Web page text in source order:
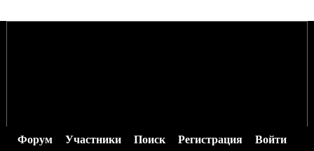
Форум Участники Поиск Регистрация Войти